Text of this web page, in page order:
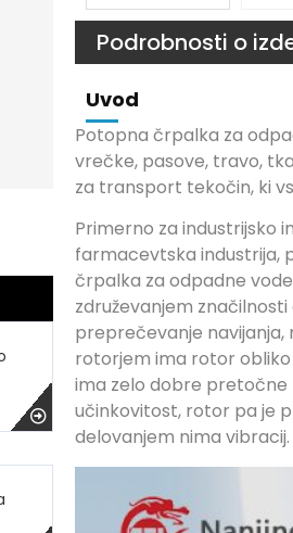
Podrobnosti o
Uvod
Potopna črpalka za
vrečke, pasove, travo,
za transport tekočin, ki
Primerno za industrijsko
farmacevtska industrija,
črpalka za odpadne
združevanjem
preprečevanje navijanja,
rotorjem ima rotor obliko
ima zelo dobre pretočne
učinkovitost, rotor pa je
delovanjem nima vibracij.